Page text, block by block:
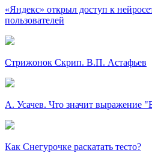
«Яндекс» открыл доступ к
пользователей
Стрижонок Скрип. В.П. Астафьев
А. Усачев. Что значит выражение
Как Снегурочке раскатать тесто?